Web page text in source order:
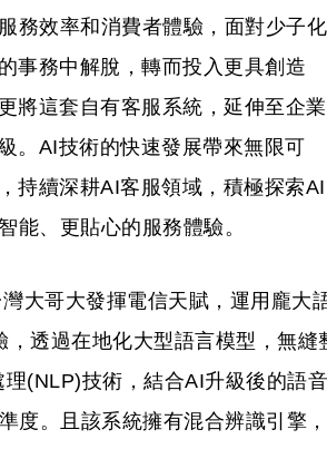
務效率和消費者體驗，面對少子化
事務中解脫，轉而投入更具創造
將這套自有客服系統，延伸至企業
。AI技術的快速發展帶來無限可
持續深耕AI客服領域，積極探索AI
能、更貼心的服務體驗。
灣大哥大發揮電信天賦，運用龐大
透過在地化大型語言模型，無縫
(NLP)技術，結合AI升級後的語音
度。且該系統擁有混合辨識引擎，